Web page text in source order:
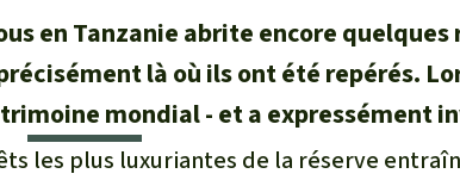
en Tanzanie abrite encore
là où ils ont été repérés.
mondial - et a expressément
les plus luxuriantes de la réserve